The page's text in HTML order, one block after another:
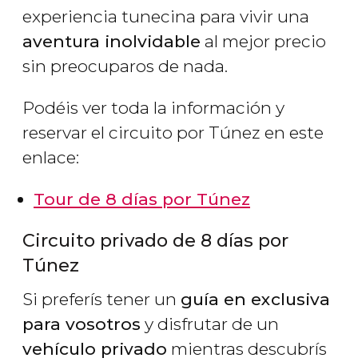
experiencia tunecina para vivir una
aventura inolvidable al mejor precio
sin preocuparos de nada.
Podéis ver toda la información y
reservar el circuito por Túnez en este
enlace:
Tour de 8 días por Túnez
Circuito privado de 8 días por
Túnez
Si preferís tener un guía en exclusiva
para vosotros y disfrutar de un
vehículo privado mientras descubrís